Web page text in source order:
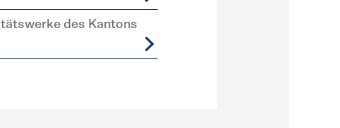
des Kantons